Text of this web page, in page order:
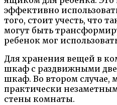
эффективно
того, стоит учесть, что
могут быть
ребенок мог
Для хранения вещей в
шкаф с раздвижными
шкаф. Во втором случае,
практически
стены комнаты.